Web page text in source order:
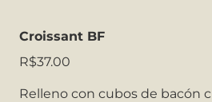
Croissant BF
R$37.00
Relleno con cubos de bacón